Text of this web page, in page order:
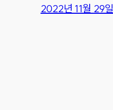
2022년 11월 29일